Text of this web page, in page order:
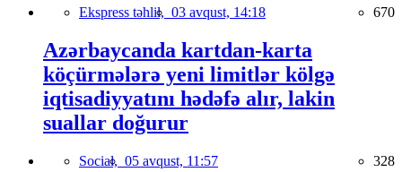
Ekspress təhlil, 03 avqust, 14:18 670
Azərbaycanda kartdan-karta
köçürmələrə yeni limitlər kölgə
iqtisadiyyatını hədəfə alır, lakin
suallar doğurur
Social, 05 avqust, 11:57 328